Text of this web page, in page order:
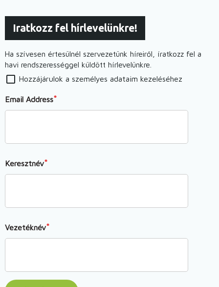
Iratkozz fel hírlevelünkre!
Ha szívesen értesülnél szervezetünk híreiről, íratkozz fel a
havi rendszerességgel küldött hírlevelünkre.
Hozzájárulok a személyes adataim kezeléséhez
Email Address
Keresztnév
Vezetéknév